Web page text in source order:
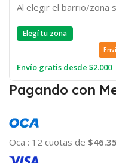
Al elegir el barrio/zona
Elegí tu zona
Envío gratis desde $2.000
Pagando con
Oca : 12 cuotas de $46.35